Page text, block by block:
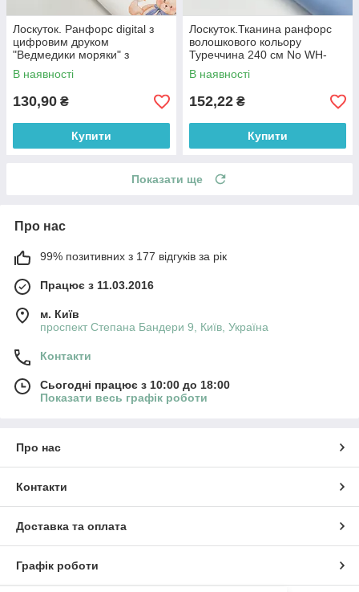
Лоскуток. Ранфорс digital з
цифровим друком
"Ведмедики моряки" з
маяками та компасами на
білому № РЦ - 3250, 70*240
см
В наявності
130,90 ₴
Купити
Лоскуток.Тканина ранфорс
волошкового кольору
Туреччина 240 см No WH-
0074-61, 61*240 см
В наявності
152,22 ₴
Купити
Показати ще
Про нас
99% позитивних з 177 відгуків за рік
Працює з 11.03.2016
м. Київ
проспект Степана Бандери 9, Київ, Україна
Контакти
Сьогодні працює з 10:00 до 18:00
Показати весь графік роботи
Про нас
Контакти
Доставка та оплата
Графік роботи